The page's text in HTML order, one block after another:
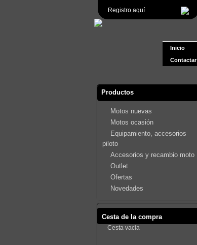
Registro aquí
Inicio
Contactar
Productos
Motos nuevas
Motos ocasión
Equipamiento, accesorios
piloto
Accesorios y recambio moto
Outlet
Ofertas
Novedades
Cesta de la compra
Cesta vacia